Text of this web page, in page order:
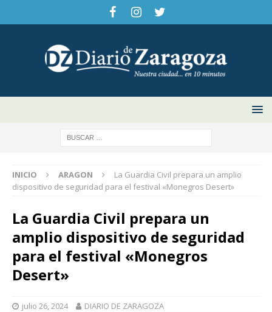
INICIO ARAGON
La Guardia Civil prepara un amplio
dispositivo de seguridad para el festival «Monegros Desert»
La Guardia Civil prepara un
amplio dispositivo de seguridad
para el festival «Monegros
Desert»
julio 26, 2024 DIARIO DE ZARAGOZA